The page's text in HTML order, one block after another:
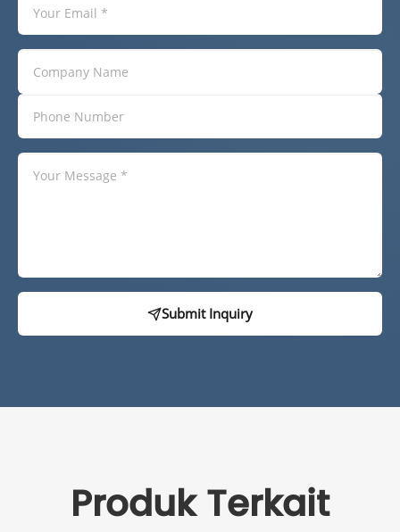
Submit Inquiry
Produk Terkait